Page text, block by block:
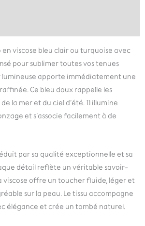
viscose bleu clair ou turquoise avec
pour sublimer toutes vos tenues
lumineuse apporte immédiatement une
Ce bleu doux rappelle les
la mer et du ciel d’été. Il illumine
et s’associe facilement à de
par sa qualité exceptionnelle et sa
détail reflète un véritable savoir-
offre un toucher fluide, léger et
sur la peau. Le tissu accompagne
élégance et crée un tombé naturel.